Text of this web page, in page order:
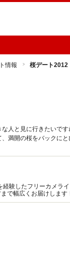
情報 桜デート2012
人と見に行きたいで
満開の桜をバックに
験したフリーカメラ
で幅広くお届けしま